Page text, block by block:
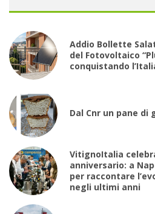
Addio Bollette
del Fotovoltaico
conquistando
Dal Cnr un pane di
VitignoItalia
anniversario: a
per raccontare
negli ultimi anni